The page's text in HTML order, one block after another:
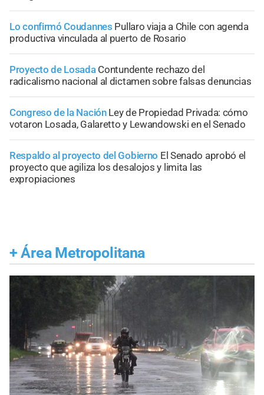
Lo confirmó Coudannes Pullaro viaja a Chile con agenda
productiva vinculada al puerto de Rosario
Proyecto de Losada Contundente rechazo del
radicalismo nacional al dictamen sobre falsas denuncias
Congreso de la Nación Ley de Propiedad Privada: cómo
votaron Losada, Galaretto y Lewandowski en el Senado
Respaldo al proyecto del Gobierno El Senado aprobó el
proyecto que agiliza los desalojos y limita las
expropiaciones
+ Área Metropolitana